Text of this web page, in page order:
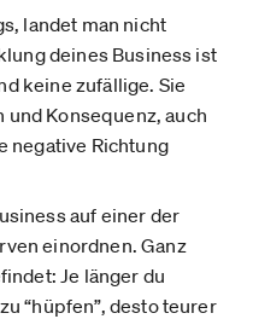
landet man nicht
deines Business ist
keine zufällige. Sie
Konsequenz, auch
negative Richtung
auf einer der
einordnen. Ganz
Je länger du
“hüpfen”, desto teurer